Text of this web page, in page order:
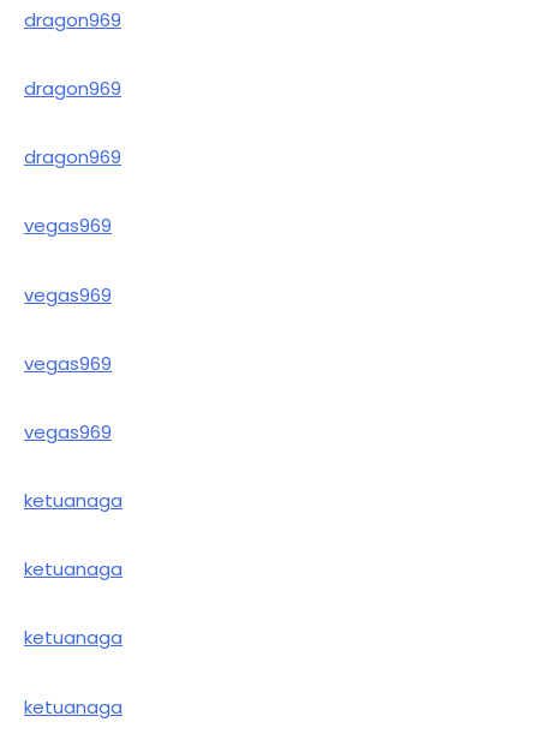
dragon969
dragon969
dragon969
vegas969
vegas969
vegas969
vegas969
ketuanaga
ketuanaga
ketuanaga
ketuanaga